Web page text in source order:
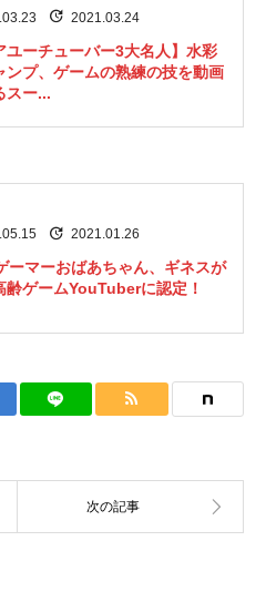
2021.03.24
ユーチューバー3大名人】水彩
ンプ、ゲームの熟練の技を動画
スー...
2021.01.26
ーマーおばあちゃん、ギネスが
齢ゲームYouTuberに認定！